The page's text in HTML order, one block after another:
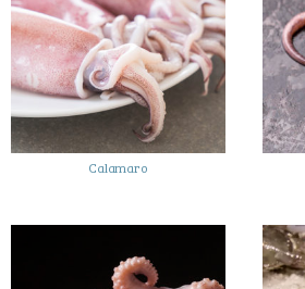
Calamaro